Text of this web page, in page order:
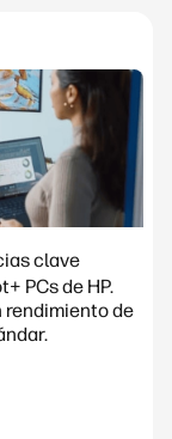
clave
PCs de HP.
rendimiento de